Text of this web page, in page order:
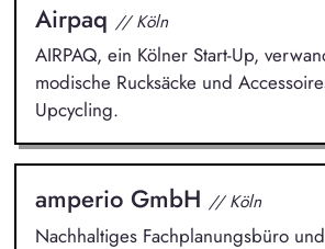
Airpaq // Köln
AIRPAQ, ein Kölner Start-Up,
modische Rucksäcke und
Upcycling.
amperio GmbH // Köln
Nachhaltiges Fachplanungsbüro